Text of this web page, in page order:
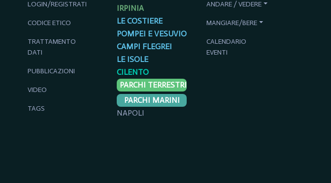
LOGIN/REGISTRATI
CODICE ETICO
TRATTAMENTO
DATI
PUBBLICAZIONI
VIDEO
TAGS
IRPINIA
LE COSTIERE
POMPEI E VESUVIO
CAMPI FLEGREI
LE ISOLE
CILENTO
PARCHI TERRESTRI
PARCHI MARINI
NAPOLI
ANDARE / VEDERE
MANGIARE/BERE
CALENDARIO
EVENTI